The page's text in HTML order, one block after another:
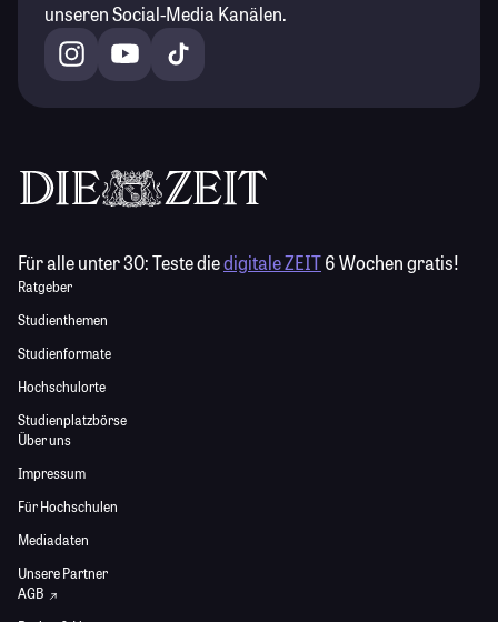
unseren Social-Media Kanälen.
Für alle unter 30:Teste diedigitale ZEIT6 Wochen gratis!
Ratgeber
Studienthemen
Studienformate
Hochschulorte
Studienplatzbörse
Über uns
Impressum
Für Hochschulen
Mediadaten
Unsere Partner
AGB